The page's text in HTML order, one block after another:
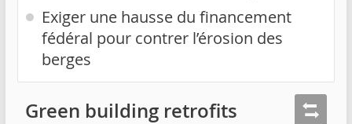
Exiger une hausse du financement
fédéral pour contrer l’érosion des
berges
Green building retrofits